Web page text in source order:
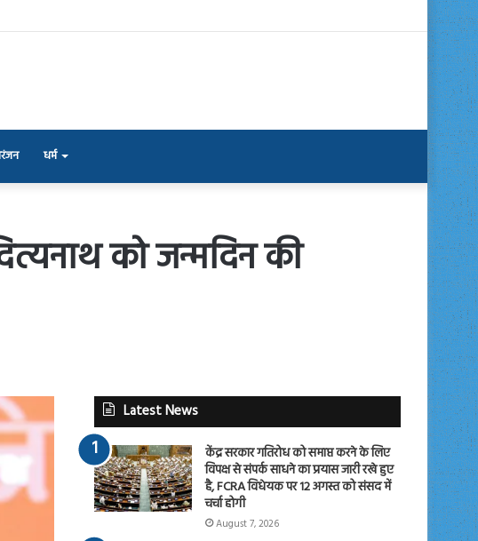
धर्म
को जन्मदिन की
Latest News
केंद्र सरकार गतिरोध को समाप्त करने के लिए
विपक्ष से संपर्क साधने का प्रयास जारी रखे हुए
है, FCRA विधेयक पर 12 अगस्त को संसद में
चर्चा होगी
August 7, 2026